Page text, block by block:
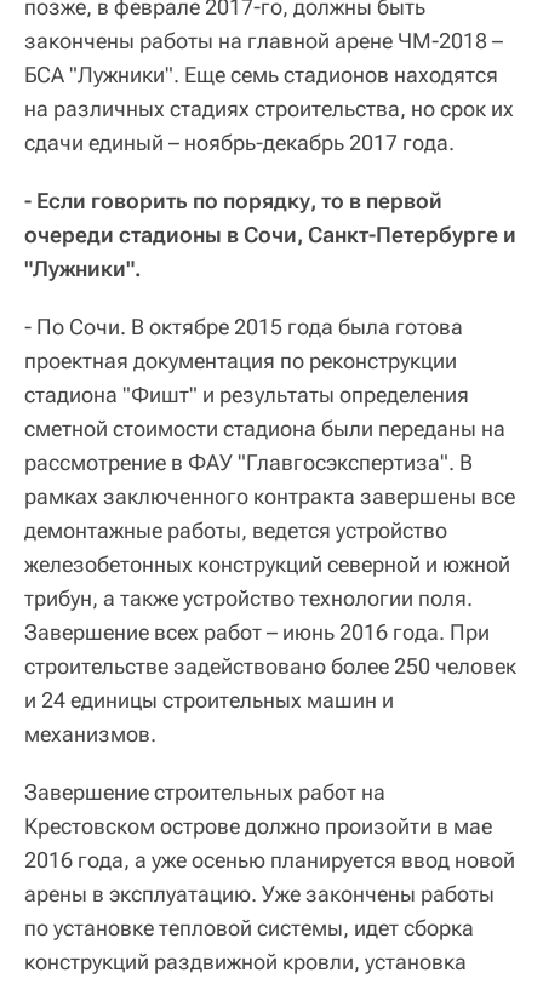
позже, в феврале 2017-го, должны быть
закончены работы на главной арене ЧМ-2018 –
БСА "Лужники". Еще семь стадионов находятся
на различных стадиях строительства, но срок их
сдачи единый – ноябрь-декабрь 2017 года.
- Если говорить по порядку, то в первой
очереди стадионы в Сочи, Санкт-Петербурге и
"Лужники".
- По Сочи. В октябре 2015 года была готова
проектная документация по реконструкции
стадиона "Фишт" и результаты определения
сметной стоимости стадиона были переданы на
рассмотрение в ФАУ "Главгосэкспертиза". В
рамках заключенного контракта завершены все
демонтажные работы, ведется устройство
железобетонных конструкций северной и южной
трибун, а также устройство технологии поля.
Завершение всех работ – июнь 2016 года. При
строительстве задействовано более 250 человек
и 24 единицы строительных машин и
механизмов.
Завершение строительных работ на
Крестовском острове должно произойти в мае
2016 года, а уже осенью планируется ввод новой
арены в эксплуатацию. Уже закончены работы
по установке тепловой системы, идет сборка
конструкций раздвижной кровли, установка